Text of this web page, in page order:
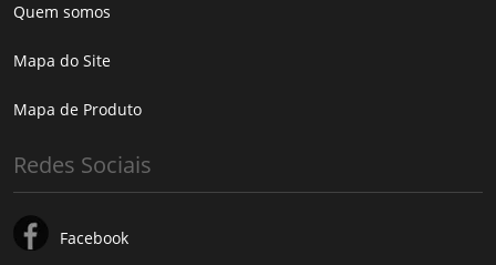
Quem somos
Mapa do Site
Mapa de Produto
Redes Sociais
Facebook